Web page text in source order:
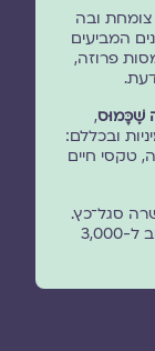
צומחת ובה
המביעים
פרוזה,
שֶׁכָּמוּס,
ובכללם:
טקסי חיים
הרבנית שרה סגל־כץ.
עם הכניסה לשנת 2025 פורסמו בו קרוב ל-3,000